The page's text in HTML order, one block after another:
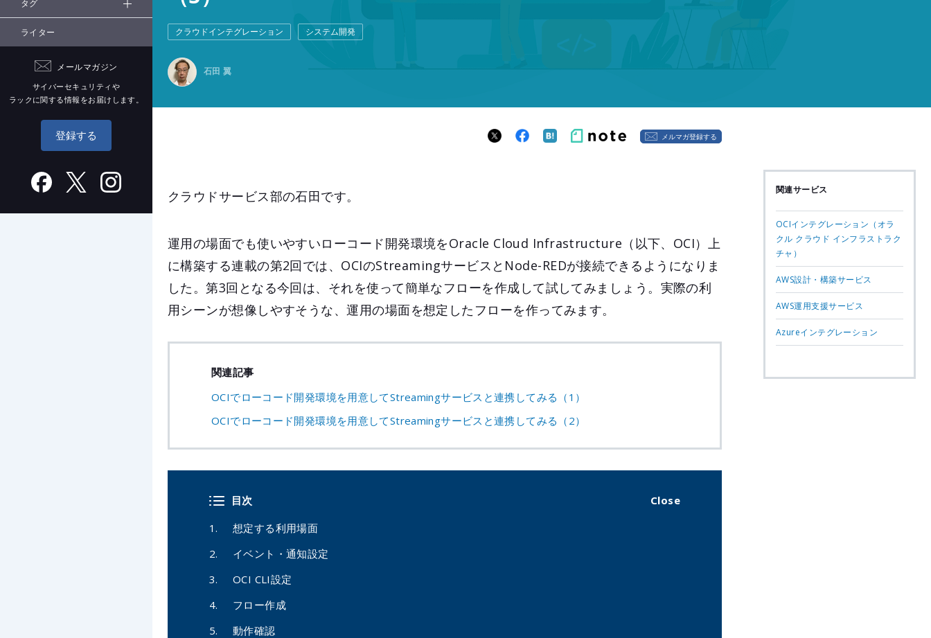
タグ
ライター
メールマガジン
サイバーセキュリティや
ラックに関する情報をお届けします。
登録する
クラウドインテグレーション システム開発
石田 翼
メルマガ登録する
クラウドサービス部の石田です。
運用の場面でも使いやすいローコード開発環境をOracle Cloud Infrastructure（以下、OCI）上
に構築する連載の第2回では、OCIのStreamingサービスとNode-REDが接続できるようになりま
した。第3回となる今回は、それを使って簡単なフローを作成して試してみましょう。実際の利
用シーンが想像しやすそうな、運用の場面を想定したフローを作ってみます。
関連記事
OCIでローコード開発環境を用意してStreamingサービスと連携してみる（1）
OCIでローコード開発環境を用意してStreamingサービスと連携してみる（2）
目次
想定する利用場面
イベント・通知設定
OCI CLI設定
フロー作成
動作確認
関連サービス
OCIインテグレーション（オラ
クル クラウド インフラストラク
チャ）
AWS設計・構築サービス
AWS運用支援サービス
Azureインテグレーション